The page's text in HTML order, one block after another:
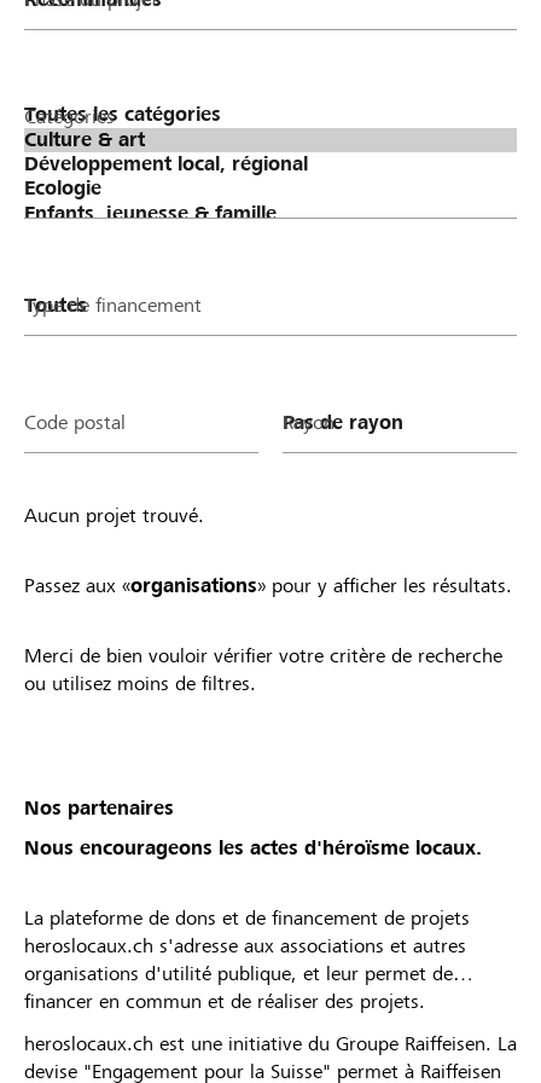
Catégories
Type de financement
Code postal Rayon
Aucun projet trouvé.
Passez aux «organisations» pour y afficher les résultats.
Merci de bien vouloir vérifier votre critère de recherche
ou utilisez moins de filtres.
Nos partenaires
Nous encourageons les actes d'héroïsme locaux.
La plateforme de dons et de financement de projets
heroslocaux.ch s'adresse aux associations et autres
organisations d'utilité publique, et leur permet de
financer en commun et de réaliser des projets.
heroslocaux.ch est une initiative du Groupe Raiffeisen. La
devise "Engagement pour la Suisse" permet à Raiffeisen